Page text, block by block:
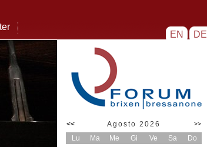
EN DE
<< Agosto 2026 >>
Lu Ma Me Gi Ve Sa
Do